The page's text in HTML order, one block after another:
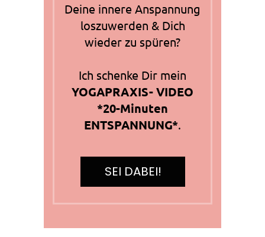
Deine innere Anspannung
loszuwerden & Dich
wieder zu spüren?
Ich schenke Dir mein
YOGAPRAXIS- VIDEO
*20-Minuten
ENTSPANNUNG*.
SEI DABEI!